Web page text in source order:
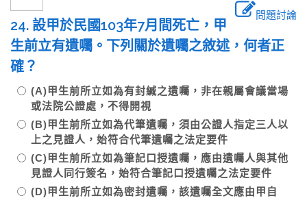
問題討論
24. 設甲於民國103年7月間死亡，甲
生前立有遺囑。下列關於遺囑之敘述，何者正
確？
(A)甲生前所立如為有封緘之遺囑，非在親屬會議當場
或法院公證處，不得開視
(B)甲生前所立如為代筆遺囑，須由公證人指定三人以
上之見證人，始符合代筆遺囑之法定要件
(C)甲生前所立如為筆記口授遺囑，應由遺囑人與其他
見證人同行簽名，始符合筆記口授遺囑之法定要件
(D)甲生前所立如為密封遺囑，該遺囑全文應由甲自